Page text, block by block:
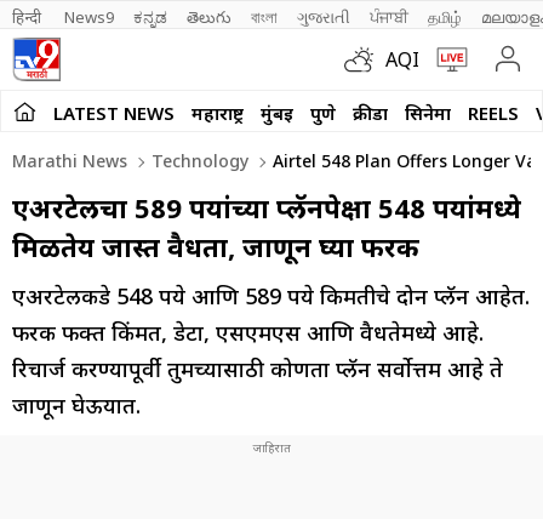
हिन्दी News9 ಕನ್ನಡ తెలుగు বাংলা ગુજરાતી ਪੰਜਾਬੀ தமிழ்
AQI
LATEST NEWS महाराष्ट्र मुंबई पुणे क्रीडा सिनेमा REELS
Marathi News Technology Airtel 548 Plan Offers Longer
एअरटेलचा 589 रुपयांच्या प्लॅनपेक्षा 548 रुपयांमध्ये
मिळतेय जास्त वैधता, जाणून घ्या फरक
एअरटेलकडे 548 रुपये आणि 589 रुपये किमतीचे दोन प्लॅन आहेत.
फरक फक्त किंमत, डेटा, एसएमएस आणि वैधतेमध्ये आहे.
रिचार्ज करण्यापूर्वी तुमच्यासाठी कोणता प्लॅन सर्वोत्तम आहे ते
जाणून घेऊयात.